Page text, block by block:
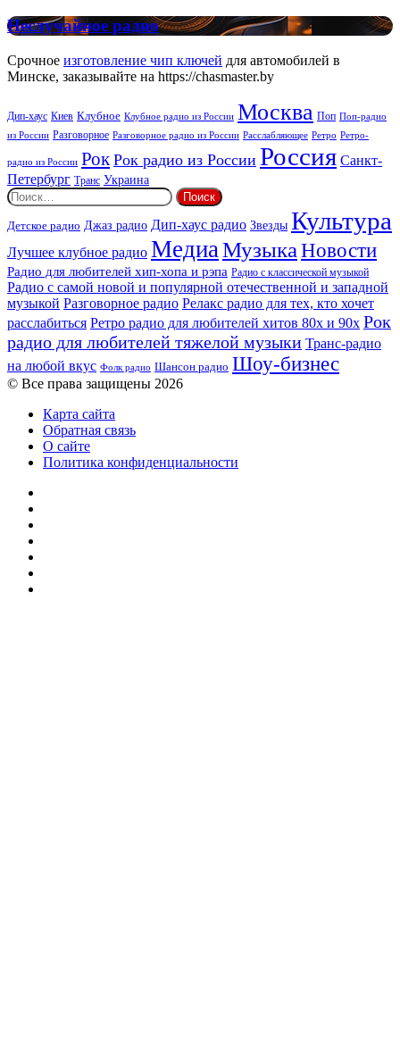
New
Rock
Неслучайное
радио
Неслучайное радио
Срочное изготовление чип ключей для автомобилей в
Минске, заказывайте на https://chasmaster.by
Дип-хаус Киев Клубное Клубное радио из России Москва Поп Поп-радио
из России Разговорное Разговорное радио из России Расслабляющее Ретро Ретро-
радио из России Рок Рок радио из России Россия Санкт-
Петербург Транс Украина
Найти:
Детское радио Джаз радио Дип-хаус радио Звезды Культура
Лучшее клубное радио МедиаМузыкаНовости
Радио для любителей хип-хопа и рэпа Радио с классической музыкой
Радио с самой новой и популярной отечественной и западной
музыкой Разговорное радио Релакс радио для тех, кто хочет
расслабиться Ретро радио для любителей хитов 80х и 90х Рок
радио для любителей тяжелой музыки Транс-радио
на любой вкус Фолк радио Шансон радио Шоу-бизнес
© Все права защищены 2026
Карта сайта
Обратная связь
О сайте
Политика конфиденциальности